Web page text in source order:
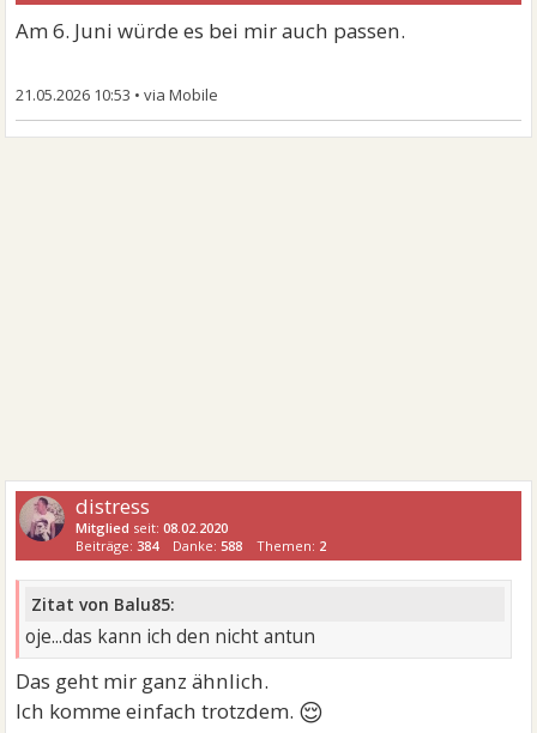
Am 6. Juni würde es bei mir auch passen.
21.05.2026 10:53 •
distress
Mitglied seit:08.02.2020
Beiträge: 384 Danke: 588 Themen: 2
Zitat von Balu85:
oje...das kann ich den nicht antun
Das geht mir ganz ähnlich.
Ich komme einfach trotzdem. 😌